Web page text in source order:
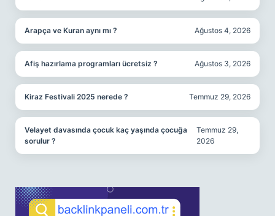
Arapça ve Kuran aynı mı ? Ağustos 4, 2026
Afiş hazırlama programları ücretsiz ? Ağustos 3, 2026
Kiraz Festivali 2025 nerede ? Temmuz 29, 2026
Velayet davasında çocuk kaç yaşında çocuğa
sorulur ?
Temmuz 29,
2026